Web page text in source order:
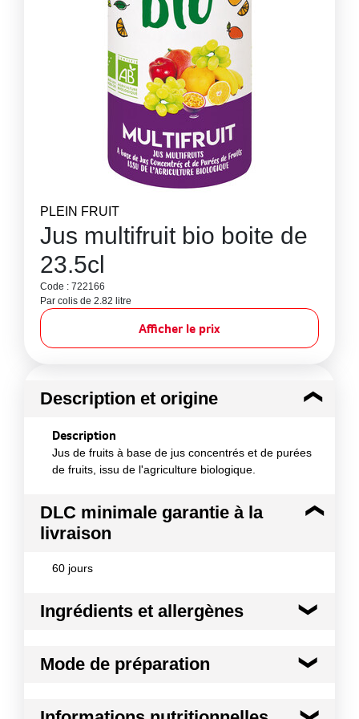
PLEIN FRUIT
Jus multifruit bio boite de
23.5cl
Code : 722166
Par colis de 2.82 litre
Afficher le prix
Description et origine
Description
Jus de fruits à base de jus concentrés et de purées
de fruits, issu de l'agriculture biologique.
DLC minimale garantie à la
livraison
60 jours
Ingrédients et allergènes
Jus de pomme* à base de concentré 70,5%, jus
purée de banane* 3,5%, jus de fruit de la passion*
Mode de préparation